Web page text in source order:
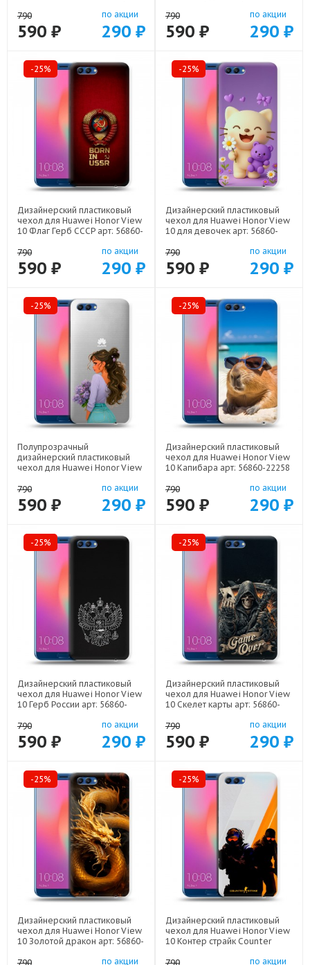
790
590 ₽
по акции
290 ₽
790
590 ₽
по акции
290 ₽
-25%
Дизайнерский пластиковый
чехол для Huawei Honor View
10 Флаг Герб СССР арт: 56860-
790
590 ₽
по акции
290 ₽
-25%
Дизайнерский пластиковый
чехол для Huawei Honor View
10 для девочек арт: 56860-
790
590 ₽
по акции
290 ₽
-25%
Полупрозрачный
дизайнерский пластиковый
чехол для Huawei Honor View
22547
790
590 ₽
по акции
290 ₽
-25%
Дизайнерский пластиковый
чехол для Huawei Honor View
10 Капибара арт: 56860-22258
790
590 ₽
по акции
290 ₽
-25%
Дизайнерский пластиковый
чехол для Huawei Honor View
10 Герб России арт: 56860-
790
590 ₽
по акции
290 ₽
-25%
Дизайнерский пластиковый
чехол для Huawei Honor View
10 Скелет карты арт: 56860-
790
590 ₽
по акции
290 ₽
-25%
Дизайнерский пластиковый
чехол для Huawei Honor View
10 Золотой дракон арт: 56860-
790
по акции
-25%
Дизайнерский пластиковый
чехол для Huawei Honor View
10 Контер страйк Counter
790
по акции